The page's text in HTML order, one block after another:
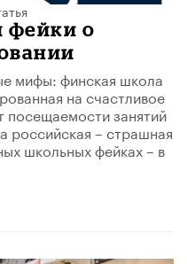
фейки о
мифы: финская школа
на счастливое
посещаемости занятий
российская – страшная
школьных фейках – в